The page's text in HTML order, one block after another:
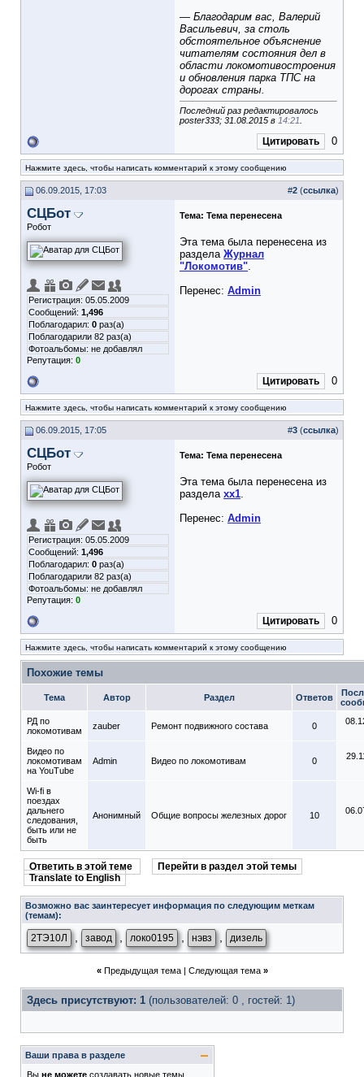
— Благодарим вас, Валерий
Васильевич, за столь
обстоятельное объяснение
читателям состояния дел в
области локомотивостроения
и обновления парка ТПС на
дорогах страны.
Последний раз редактировалось
poster333; 31.08.2015 в 14:21
Цитировать 0
Нажмите здесь, чтобы написать комментарий к этому сообщению
06.09.2015, 17:03 #2 (ссылка)
СЦБот
Робот
Регистрация: 05.05.2009
Сообщений: 1,496
Поблагодарил: 0 раз(а)
Поблагодарили 82 раз(а)
Фотоальбомы: не добавлял
Репутация: 0
Тема: Тема перенесена
Эта тема была перенесена из
раздела Журнал
"Локомотив".
Перенес: Admin
Цитировать 0
Нажмите здесь, чтобы написать комментарий к этому сообщению
06.09.2015, 17:05 #3 (ссылка)
СЦБот
Робот
Регистрация: 05.05.2009
Сообщений: 1,496
Поблагодарил: 0 раз(а)
Поблагодарили 82 раз(а)
Фотоальбомы: не добавлял
Репутация: 0
Тема: Тема перенесена
Эта тема была перенесена из
раздела xx1.
Перенес: Admin
Цитировать 0
Нажмите здесь, чтобы написать комментарий к этому сообщению
Похожие темы
Тема Автор Раздел Ответов
РД по
локомотивам
zauber Ремонт подвижного состава 0
Видео по
локомотивам
на YouTube
Admin Видео по локомотивам 0
Wi-fi в
поездах
дальнего
следования,
быть или не
быть
Анонимный Общие вопросы железных дорог 10
Ответить в этой теме
Перейти в раздел этой темы
Translate to English
Возможно вас заинтересует информация по следующим меткам
(темам):
2ТЭ10Л завод локо0195 нэвз дизель
« Предыдущая тема| Следующая тема »
Здесь присутствуют: 1 (пользователей: 0 , гостей: 1)
Ваши права в разделе
Вы не можете создавать новые темы